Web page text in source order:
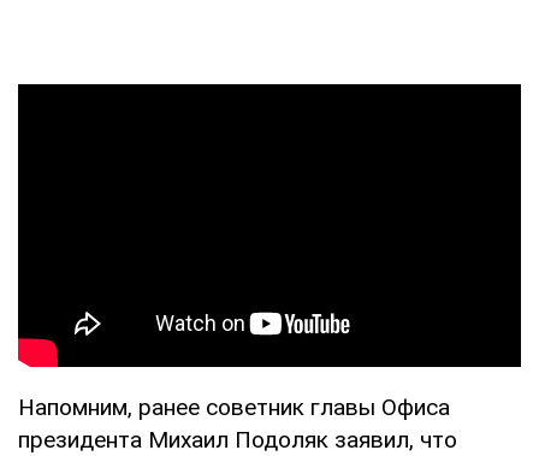
Напомним, ранее советник главы Офиса
президента Михаил Подоляк заявил, что